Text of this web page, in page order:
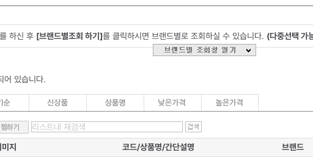
하신 후 [브랜드별조회 하기]를 클릭하시면 브랜드별로 조회하실 수 있습니다. (다중선택 가
어 있습니다.
지
코드/상품명/간단설명 브랜드